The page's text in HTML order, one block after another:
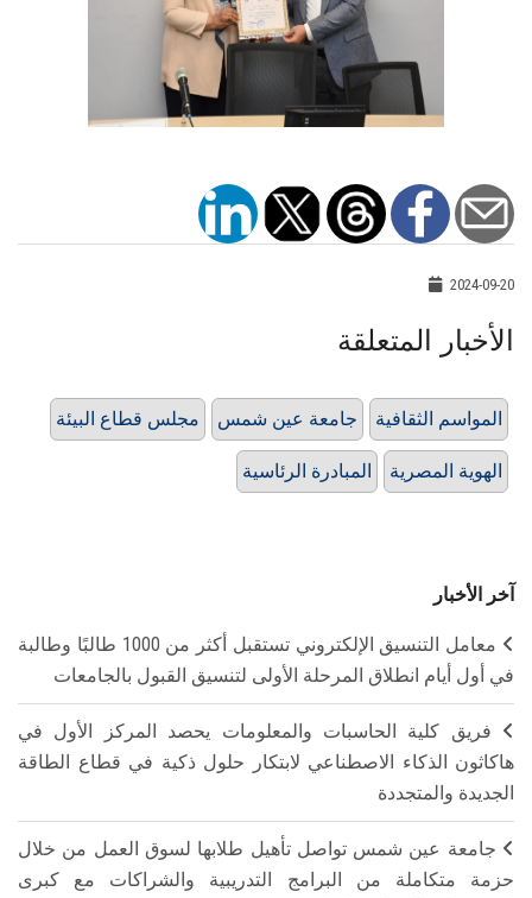
2024-09-20
الأخبار المتعلقة
مجلس قطاع البيئة جامعة عين شمس المواسم الثقافية
المبادرة الرئاسية الهوية المصرية
آخر الأخبار
معامل التنسيق الإلكتروني تستقبل أكثر من 1000 طالبًا وطالبة
في أول أيام انطلاق المرحلة الأولى لتنسيق القبول بالجامعات
فريق كلية الحاسبات والمعلومات يحصد المركز الأول في
هاكاثون الذكاء الاصطناعي لابتكار حلول ذكية في قطاع الطاقة
الجديدة والمتجددة
جامعة عين شمس تواصل تأهيل طلابها لسوق العمل من خلال
حزمة متكاملة من البرامج التدريبية والشراكات مع كبرى